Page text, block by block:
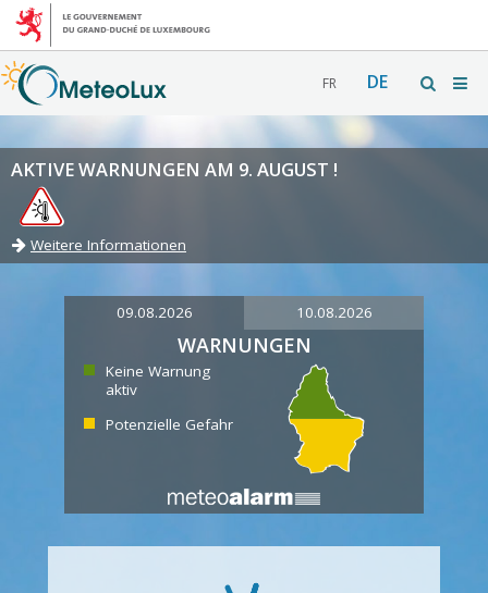
FR DE
AKTIVE WARNUNGEN AM 9. AUGUST !
Weitere Informationen
09.08.2026 10.08.2026
WARNUNGEN
Keine Warnung
aktiv
Potenzielle Gefahr